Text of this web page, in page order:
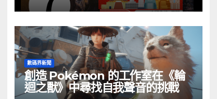
數碼界新聞
創造 Pokémon 的工作室在《輪
迴之獸》中尋找自我聲音的挑戰